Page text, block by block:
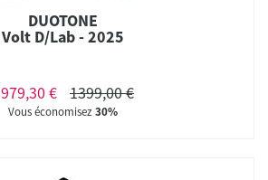
DUOTONE
Volt D/Lab - 2025
979,30 € 1399,00 €
Vous économisez30%